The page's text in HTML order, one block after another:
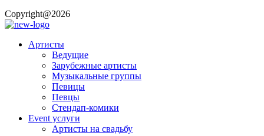
Copyright@2026
Артисты
Ведущие
Зарубежные артисты
Музыкальные группы
Певицы
Певцы
Стендап-комики
Event услуги
Артисты на свадьбу